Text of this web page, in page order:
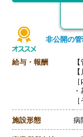
【
【
非公開の
給与・報酬
・
・
・
施設形態 病